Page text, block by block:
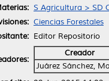
S Agricultura > SD
Ciencias Forestales
Editor Repositorio
Creador
Juárez Sánchez,